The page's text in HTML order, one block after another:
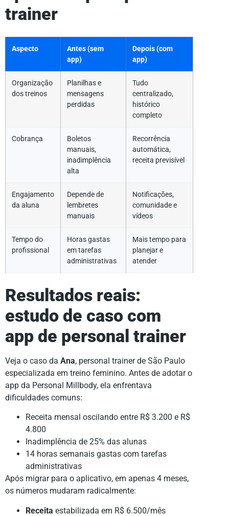
trainer
Aspecto
Antes (sem
app)
Depois (com
app)
Organização
dos treinos
Planilhas e
mensagens
perdidas
Tudo
centralizado,
histórico
completo
Cobrança
Boletos
manuais,
inadimplência
alta
Recorrência
automática,
receita previsível
Engajamento
da aluna
Depende de
lembretes
manuais
Notificações,
comunidade e
vídeos
Tempo do
profissional
Horas gastas
em tarefas
administrativas
Mais tempo para
planejar e
atender
Resultados reais:
estudo de caso com
app de personal trainer
Veja o caso da Ana, personal trainer de São Paulo
especializada em treino feminino. Antes de adotar o
app da Personal Millbody, ela enfrentava
dificuldades comuns:
Receita mensal oscilando entre R$ 3.200 e R$
4.800
Inadimplência de 25% das alunas
14 horas semanais gastas com tarefas
administrativas
Após migrar para o aplicativo, em apenas 4 meses,
os números mudaram radicalmente:
Receita estabilizada em R$ 6.500/mês